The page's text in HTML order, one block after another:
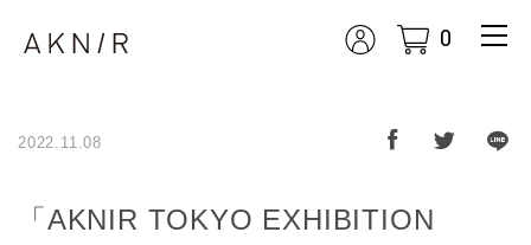
0
2022.11.08
「AKNIR TOKYO EXHIBITION